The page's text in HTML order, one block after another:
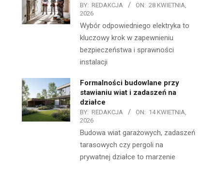
BY: REDAKCJA ON: 28 KWIETNIA,
2026
Wybór odpowiedniego elektryka to
kluczowy krok w zapewnieniu
bezpieczeństwa i sprawności
instalacji
Formalności budowlane przy
stawianiu wiat i zadaszeń na
działce
BY: REDAKCJA ON: 14 KWIETNIA,
2026
Budowa wiat garażowych, zadaszeń
tarasowych czy pergoli na
prywatnej działce to marzenie